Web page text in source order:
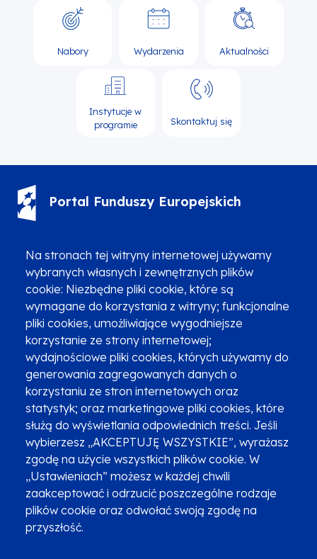
Na stronach tej witryny internetowej używamy
wybranych własnych i zewnętrznych plików
cookie: Niezbędne pliki cookie, które są
wymagane do korzystania z witryny; funkcjonalne
pliki cookies, umożliwiające wygodniejsze
korzystanie ze strony internetowej;
wydajnościowe pliki cookies, których używamy do
generowania zagregowanych danych o
korzystaniu ze stron internetowych oraz
statystyk; oraz marketingowe pliki cookies, które
służą do wyświetlania odpowiednich treści. Jeśli
wybierzesz „AKCEPTUJĘ WSZYSTKIE”, wyrażasz
zgodę na użycie wszystkich plików cookie. W
„Ustawieniach” możesz w każdej chwili
zaakceptować i odrzucić poszczególne rodzaje
plików cookie oraz odwołać swoją zgodę na
przyszłość.
Nabory Wydarzenia Aktualności
Instytucje w
programie
Skontaktuj się
Portal Funduszy Europejskich
Zgłoszenia podejrzenia niezgodności z KPP i KPON
Newsletter
Fundusze SMS-em
Najczęściej zadawane pytania
Promocja projektu
Zobacz inne programy
Poznaj Fundusze 2014-2020
Deklaracja dostępności
Polityka prywatności
Przetwarzanie danych osobowych
Zgłoś błąd Mapa strony